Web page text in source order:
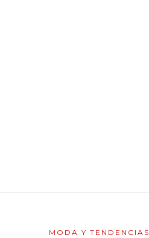
MODA Y TENDENCIAS